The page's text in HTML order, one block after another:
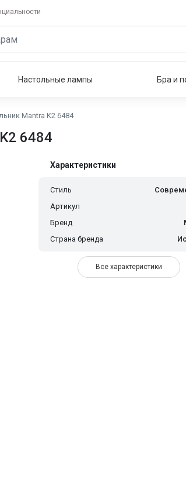
Настольные лампы Бра и
Mantra K2 6484
6484
Характеристики
Стиль
Артикул
Бренд
Страна бренда
Все характеристики